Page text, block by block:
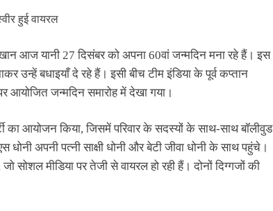
आज यानी 27 दिसंबर को अपना 60वां जन्मदिन मना रहे हैं। इस
बधाइयाँ दे रहे हैं। इसी बीच टीम इंडिया के पूर्व कप्तान
आयोजित जन्मदिन समारोह में देखा गया।
का आयोजन किया, जिसमें परिवार के सदस्यों के साथ-साथ बॉलीवुड
धोनी अपनी पत्नी साक्षी धोनी और बेटी जीवा धोनी के साथ पहुंचे।
सोशल मीडिया पर तेजी से वायरल हो रही हैं। दोनों दिग्गजों की